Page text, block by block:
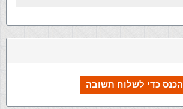
הכנס כדי לשלוח תשובה